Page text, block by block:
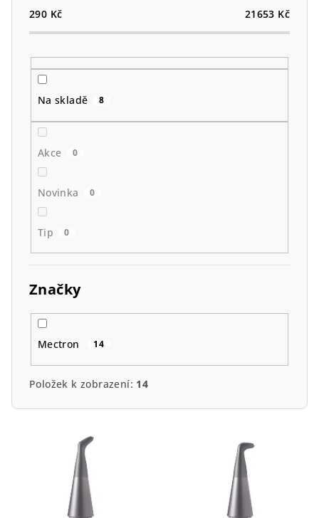
290 Kč 21653 Kč
Na skladě 8
Akce 0
Novinka 0
Tip 0
Značky
Mectron 14
Položek k zobrazení: 14